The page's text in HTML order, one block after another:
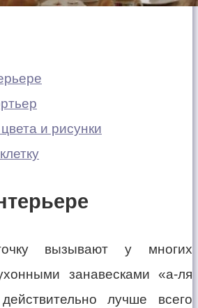
и рисунки
вызывают у многих
занавесками «а-ля
лучше всего